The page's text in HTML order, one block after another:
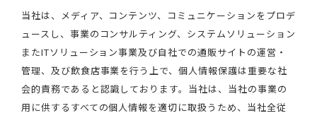
当社は、メディア、コンテンツ、コミュニケーションをプロデ
ュースし、事業のコンサルティング、システムソリューション
またITソリューション事業及び自社での通販サイトの運営・
管理、及び飲食店事業を行う上で、個人情報保護は重要な社
会的責務であると認識しております。当社は、当社の事業の
用に供するすべての個人情報を適切に取扱うため、当社全従